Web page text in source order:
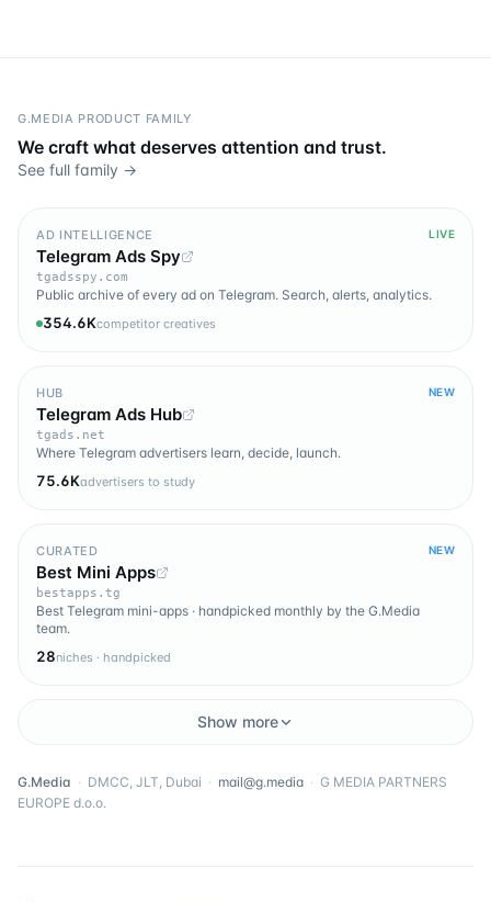
G.MEDIA PRODUCT FAMILY
We craft what deserves attention and trust.
See full family →
AD INTELLIGENCE LIVE
Telegram Ads Spy
tgadsspy.com
Public archive of every ad on Telegram. Search, alerts, analytics.
354.6Kcompetitor creatives
HUB NEW
Telegram Ads Hub
tgads.net
Where Telegram advertisers learn, decide, launch.
75.6Kadvertisers to study
CURATED NEW
Best Mini Apps
bestapps.tg
Best Telegram mini-apps · handpicked monthly by the G.Media
team.
28niches · handpicked
Show more
G.Media · DMCC, JLT, Dubai · mail@g.media · G MEDIA PARTNERS
EUROPE d.o.o.